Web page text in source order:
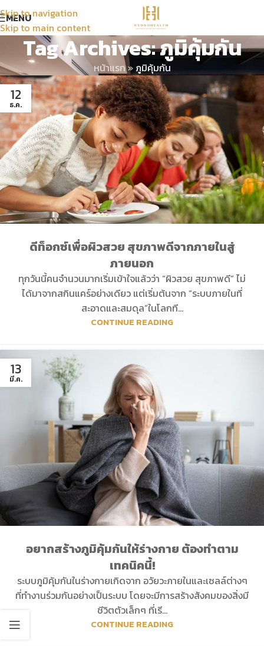
Skip to navigation
Skip to main content
MENU
Tag Archives: ภูมิคุ้มกัน
หน้าแรก»ภูมิคุ้มกัน
12
ธ.ค.
ดีท็อกซ์เพื่อผิวสวย สุขภาพดีจากภายในสู่
ภายนอก
ทุกวันนี้คนจำนวนมากเริ่มเข้าใจแล้วว่า “ผิวสวย สุขภาพดี” ไม่
ได้มาจากสกินแคร์อย่างเดียว แต่เริ่มต้นจาก “ระบบภายในที่
สะอาดและสมดุล”ในโลกที...
CONTINUE READING
13
มี.ค.
อยากสร้างภูมิคุ้มกันให้ร่างกาย ต้องทำตาม
เทคนิคนี้!
ระบบภูมิคุ้มกันในร่างกายเกิดจาก อวัยวะภายในและเซลล์ต่างๆ
ที่ทำงานร่วมกันอย่างเป็นระบบ โดยจะมีการสร้างสังคมของสิ่งมี
ชีวิตตัวเล็กๆ ที่เรี...
CONTINUE READING